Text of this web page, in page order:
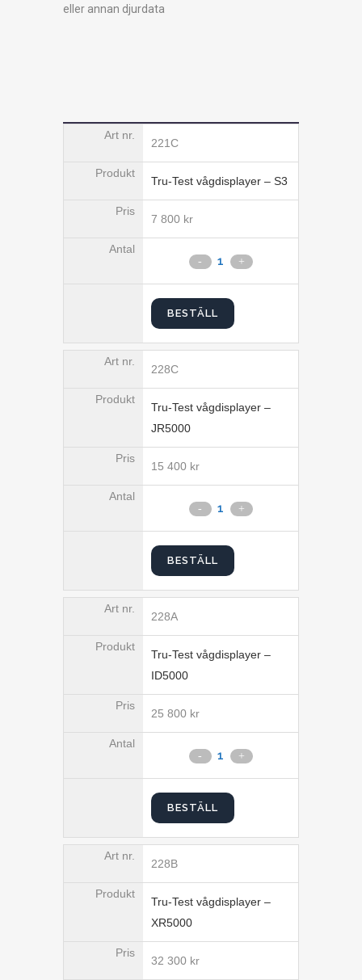
eller annan djurdata
221C
Tru-Test vågdisplayer – S3
7 800 kr
BESTÄLL
228C
Tru-Test vågdisplayer –
JR5000
15 400 kr
BESTÄLL
228A
Tru-Test vågdisplayer –
ID5000
25 800 kr
BESTÄLL
228B
Tru-Test vågdisplayer –
XR5000
32 300 kr